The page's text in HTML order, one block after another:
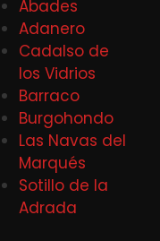
Abades
Adanero
Cadalso de
los Vidrios
Barraco
Burgohondo
Las Navas del
Marqués
Sotillo de la
Adrada